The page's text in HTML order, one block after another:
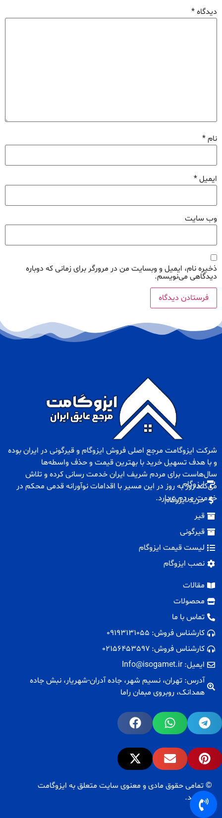
دیدگاه*
نام*
ایمیل*
وب‌ سایت
ذخیره نام، ایمیل و وبسایت من در مرورگر برای زمانی که دوباره
دیدگاهی می‌نویسم.
شرکت ایزوگامت مرجع اصلی فروش ایزوگام وقیرگونی در ایران بوده
و با هدف تسهیل خرید با بهترین قیمت و حذف واسطه‌ها
سال‌هاست برای مردم شریف ایران خدمت رسانی کرده و تلاش
می‌کند روز به روز در این مسیر با اقدامات نوآورانه قدمی محکم در
خدمت مردم بردارد.
ایزوگام
خرید ایزوگام
قیر
قیرگونی
لیست قیمت ایزوگام
نصب ایزوگام
مقالات
محصولات
تماس با ما
کارشناس فروش: 09193131055
کارشناس فروش: 02156453597
ایمیل: Info@isogamet.ir
آدرس: تهران، نسیم شهر، جاده آدران-شهریار، نبش جاده
همدانک، روبروی مبمان راما
© تمامی حقوق مادی و معنوی سایت متعلق به ایزوگامت
می‌باشد.